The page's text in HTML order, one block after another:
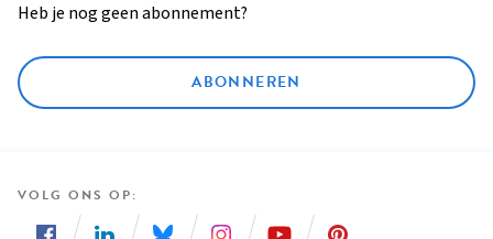
Heb je nog geen abonnement?
ABONNEREN
VOLG ONS OP